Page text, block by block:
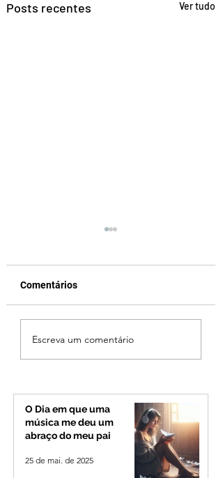
Posts recentes Ver tudo
Fechamento da Ponte
Quinca Mariano muda
rotina de turistas e
Minas e Goiás
Comentários
Escreva um comentário
O Dia em que uma
música me deu um
abraço do meu pai
25 de mai. de 2025